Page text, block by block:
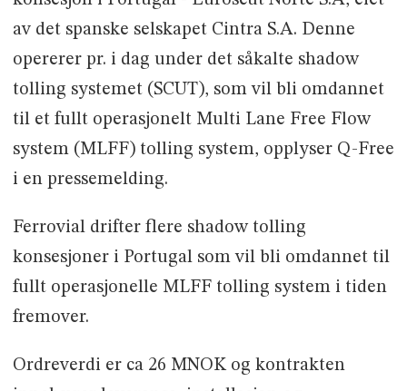
av det spanske selskapet Cintra S.A. Denne
opererer pr. i dag under det såkalte shadow
tolling systemet (SCUT), som vil bli omdannet
til et fullt operasjonelt Multi Lane Free Flow
system (MLFF) tolling system, opplyser Q-Free
i en pressemelding.
Ferrovial drifter flere shadow tolling
konsesjoner i Portugal som vil bli omdannet til
fullt operasjonelle MLFF tolling system i tiden
fremover.
Ordreverdi er ca 26 MNOK og kontrakten